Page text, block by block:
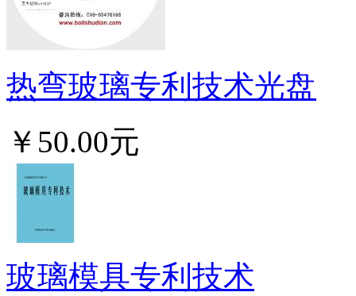
热弯玻璃专利技术光盘
￥50.00元
玻璃模具专利技术